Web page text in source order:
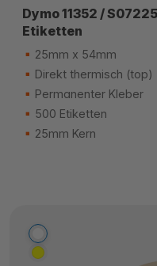
Dymo 11352 /
Etiketten
25mm x 54mm
Direkt thermisch (top)
Permanenter Kleber
500 Etiketten
25mm Kern